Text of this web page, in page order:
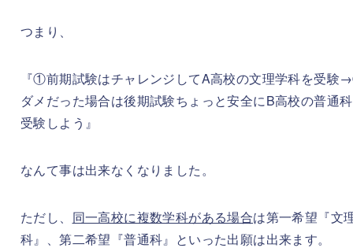
つまり、
『①前期試験はチャレンジしてA高校の文理学科を受
ダメだった場合は後期試験ちょっと安全にB高校の普通
受験しよう』
なんて事は出来なくなりました。
ただし、 同一高校に複数学科がある場合は第一希望『文
科』、第二希望『普通科』といった出願は出来ます。